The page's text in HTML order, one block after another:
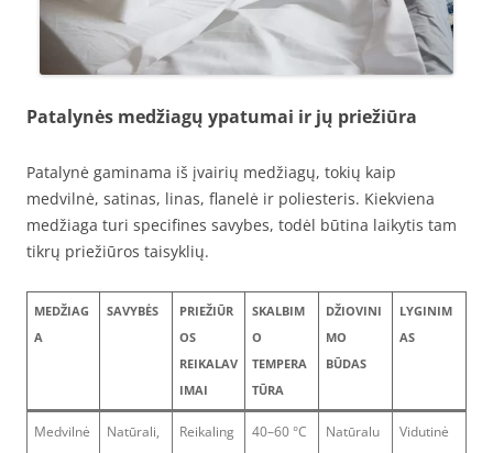
Patalynės medžiagų ypatumai ir jų priežiūra
Patalynė gaminama iš įvairių medžiagų, tokių kaip
medvilnė, satinas, linas, flanelė ir poliesteris. Kiekviena
medžiaga turi specifines savybes, todėl būtina laikytis tam
tikrų priežiūros taisyklių.
MEDŽIAG
A
SAVYBĖS
PRIEŽIŪR
OS
REIKALAV
IMAI
SKALBIM
O
TEMPERA
TŪRA
DŽIOVINI
MO
BŪDAS
LYGINIM
AS
Medvilnė
Natūrali,
Reikaling
40–60 °C
Natūralu
Vidutinė